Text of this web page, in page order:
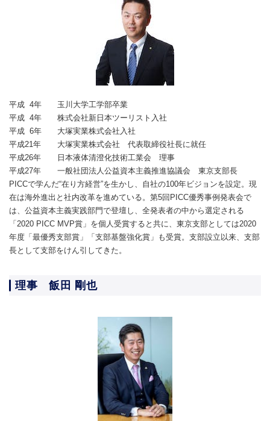
平成 4年
玉川大学工学部卒業
平成 4年
株式会社新日本ツーリスト入社
平成 6年
大塚実業株式会社入社
平成21年
大塚実業株式会社 代表取締役社長に就任
平成26年
日本液体清澄化技術工業会 理事
平成27年
一般社団法人公益資本主義推進協議会 東京支部長
PICCで学んだ“在り方経営”を生かし、自社の100年ビジョンを設定。現
在は海外進出と社内改革を進めている。第5回PICC優秀事例発表会で
は、公益資本主義実践部門で登壇し、全発表者の中から選定される
「2020 PICC MVP賞」を個人受賞すると共に、東京支部としては2020
年度「最優秀支部賞」「支部基盤強化賞」も受賞。支部設立以来、支部
長として支部をけん引してきた。
理事 飯田 剛也